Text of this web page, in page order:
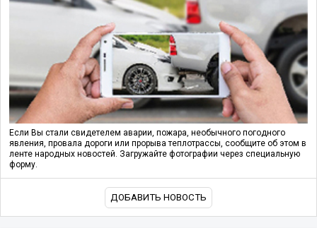
Если Вы стали свидетелем аварии, пожара, необычного погодного
явления, провала дороги или прорыва теплотрассы, сообщите об этом в
ленте народных новостей. Загружайте фотографии через специальную
форму.
ДОБАВИТЬ НОВОСТЬ